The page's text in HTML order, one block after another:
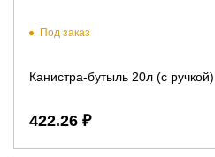
Под заказ
Канистра-бутыль 20л (с ручкой)
422.26 ₽